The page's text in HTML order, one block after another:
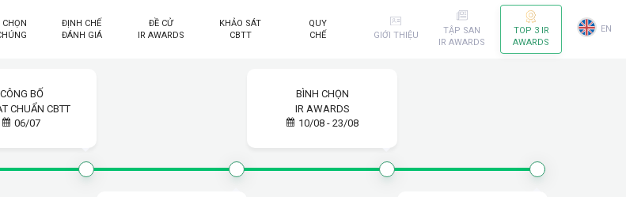
CHỌN
ĐỊNH CHẾ
ĐÁNH GIÁ
ĐỀ CỬ
IR AWARDS
KHẢO SÁT
CBTT
QUY
CHẾ
GIỚI THIỆU
TẬP SAN
IR AWARDS
TOP 3 IR
AWARDS
EN
CÔNG BỐ
CHUẨN CBTT
06/07
BÌNH CHỌN
IR AWARDS
10/08 - 23/08